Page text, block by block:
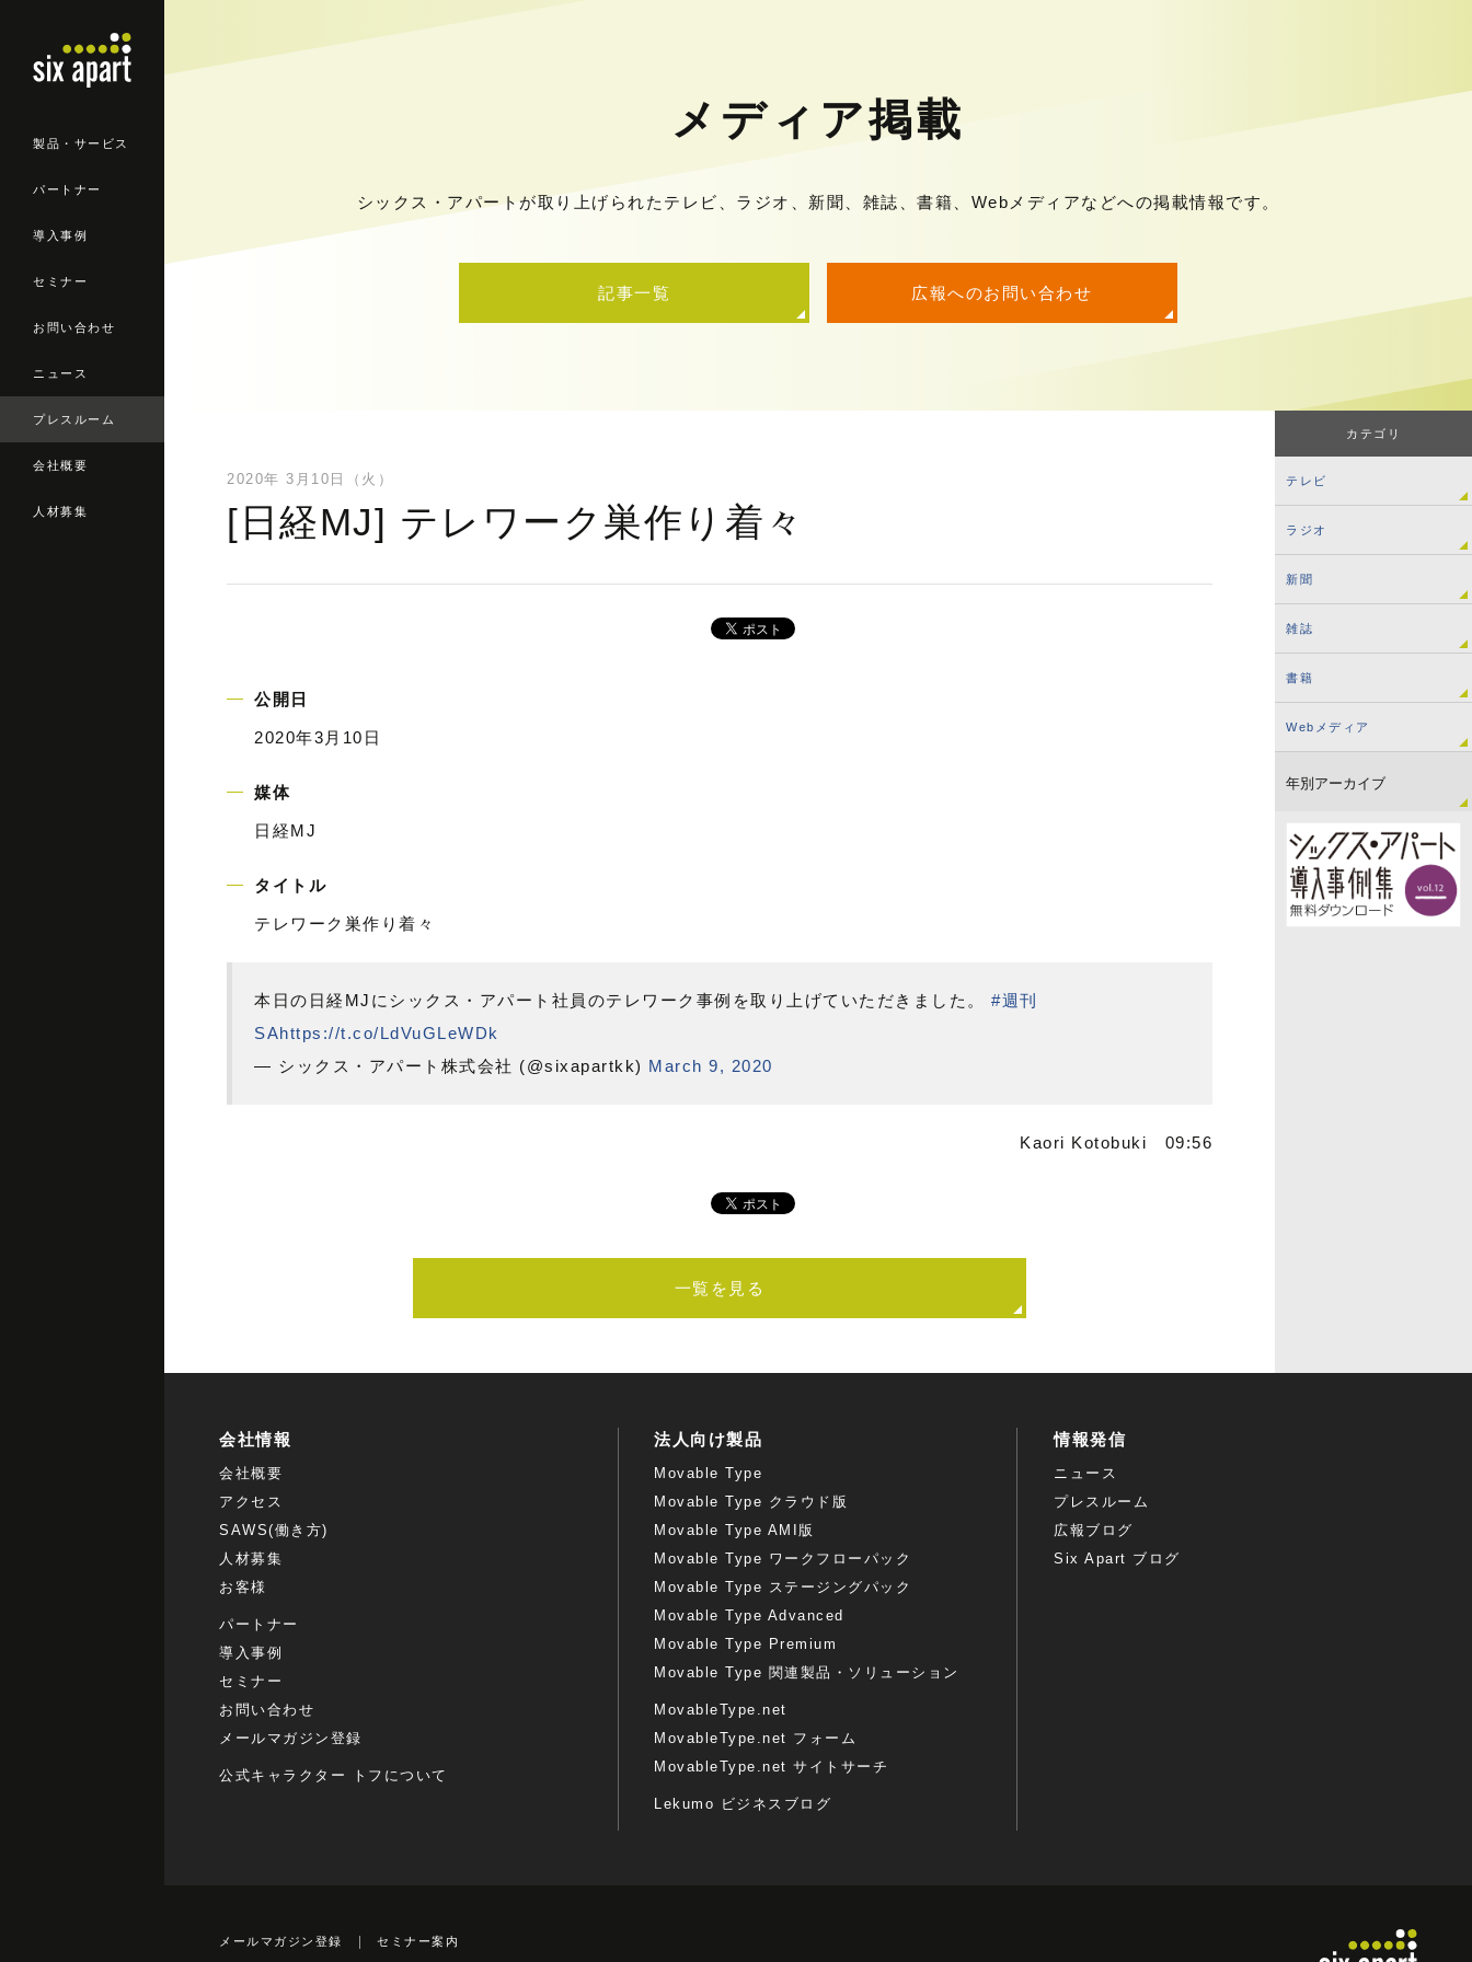
製品・サービス
パートナー
導入事例
セミナー
お問い合わせ
ニュース
プレスルーム
会社概要
人材募集
メディア掲載
シックス・アパートが取り上げられたテレビ、ラジオ、新聞、雑誌、書籍、Webメディアなどへの掲載情報です。
記事一覧 広報へのお問い合わせ
2020年 3月10日（火）
[日経MJ] テレワーク巣作り着々
公開日
2020年3月10日
媒体
日経MJ
タイトル
テレワーク巣作り着々
本日の日経MJにシックス・アパート社員のテレワーク事例を取り上げていただきました。 #週刊
SAhttps://t.co/LdVuGLeWDk
— シックス・アパート株式会社 (@sixapartkk) March 9, 2020
Kaori Kotobuki 09:56
一覧を見る
カテゴリ
テレビ
ラジオ
新聞
雑誌
書籍
Webメディア
会社情報
会社概要
アクセス
SAWS(働き方)
人材募集
お客様
パートナー
導入事例
セミナー
お問い合わせ
メールマガジン登録
公式キャラクター トフについて
法人向け製品
Movable Type
Movable Type クラウド版
Movable Type AMI版
Movable Type ワークフローパック
Movable Type ステージングパック
Movable Type Advanced
Movable Type Premium
Movable Type 関連製品・ソリューション
MovableType.net
MovableType.net フォーム
MovableType.net サイトサーチ
Lekumo ビジネスブログ
情報発信
ニュース
プレスルーム
広報ブログ
Six Apart ブログ
メールマガジン登録 セミナー案内